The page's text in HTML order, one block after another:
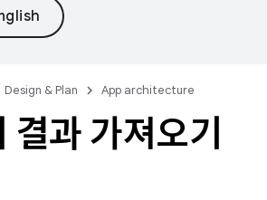
Design & Plan App architecture
결과 가져오기